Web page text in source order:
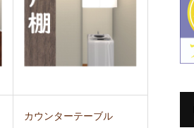
カウンターテーブル